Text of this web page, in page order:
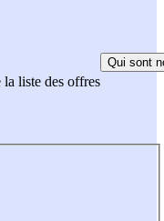
la liste des offres
Qui sont